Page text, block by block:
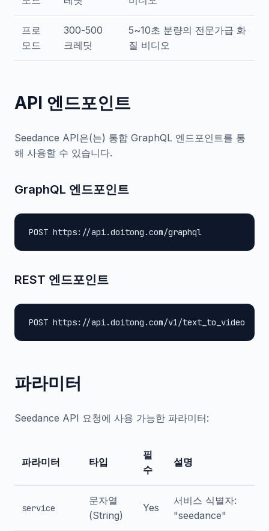
프로
모드
300-500
크레딧
5~10초 분량의 전문가급 화
질 비디오
API 엔드포인트
Seedance API은(는) 통합 GraphQL 엔드포인트를 통
해 사용할 수 있습니다.
GraphQL 엔드포인트
POST https://api.doitong.com/graphql
REST 엔드포인트
POST https://api.doitong.com/v1/text_to_video
파라미터
Seedance API 요청에 사용 가능한 파라미터:
파라미터 타입
필
수
설명
service
문자열
(String)
Yes
서비스 식별자:
"seedance"